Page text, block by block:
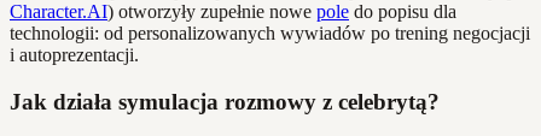
Character.AI) otworzyły zupełnie nowe pole do popisu dla
technologii: od personalizowanych wywiadów po trening negocjacji
i autoprezentacji.
Jak działa symulacja rozmowy z celebrytą?